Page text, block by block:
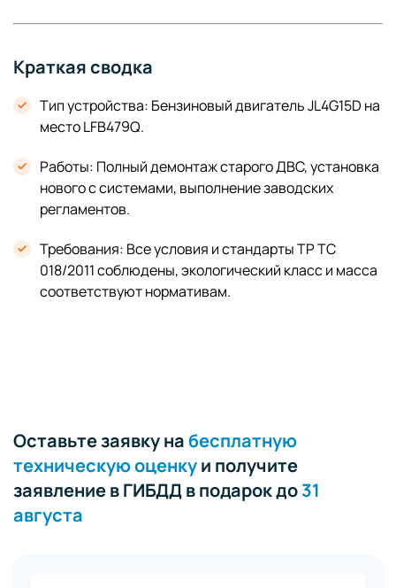
Краткая сводка
Тип устройства: Бензиновый двигатель JL4G15D на
место LFB479Q.
Работы: Полный демонтаж старого ДВС, установка
нового с системами, выполнение заводских
регламентов.
Требования: Все условия и стандарты ТР ТС
018/2011 соблюдены, экологический класс и масса
соответствуют нормативам.
Оставьте заявку набесплатную
техническую оценкуи получите
заявление в ГИБДД в подарок до31
августа